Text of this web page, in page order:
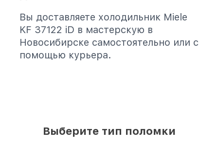
Вы доставляете холодильник Miele
KF 37122 iD в мастерскую в
Новосибирске самостоятельно или с
помощью курьера.
Выберите тип поломки